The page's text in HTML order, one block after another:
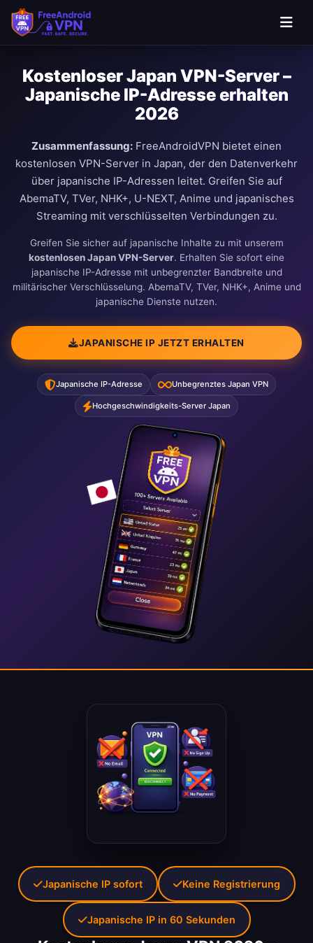
Kostenloser Japan VPN-Server –
Japanische IP-Adresse erhalten
2026
Zusammenfassung: FreeAndroidVPN bietet einen
kostenlosen VPN-Server in Japan, der den Datenverkehr
über japanische IP-Adressen leitet. Greifen Sie auf
AbemaTV, TVer, NHK+, U-NEXT, Anime und japanisches
Streaming mit verschlüsselten Verbindungen zu.
Greifen Sie sicher auf japanische Inhalte zu mit unserem
kostenlosen Japan VPN-Server. Erhalten Sie sofort eine
japanische IP-Adresse mit unbegrenzter Bandbreite und
militärischer Verschlüsselung. AbemaTV, TVer, NHK+, Anime und
japanische Dienste nutzen.
JAPANISCHE IP JETZT ERHALTEN
Japanische IP-Adresse Unbegrenztes Japan VPN
Hochgeschwindigkeits-Server Japan
Japanische IP sofort Keine Registrierung
Japanische IP in 60 Sekunden